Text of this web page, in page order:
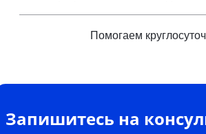
Помогаем
Запишитесь на